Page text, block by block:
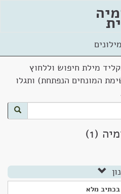
מילת חיפוש וללחוץ
המונחים הנפתחת) ותגלו
(1)
מלא